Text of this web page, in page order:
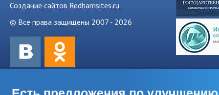
Создание сайтов Redhamsites.ru
© Все права защищены 2007 - 2026